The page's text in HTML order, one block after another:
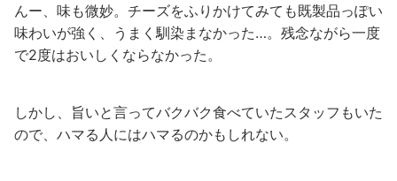
んー、味も微妙。チーズをふりかけてみても既製品っぽい
味わいが強く、うまく馴染まなかった…。残念ながら一度
で2度はおいしくならなかった。
しかし、旨いと言ってバクバク食べていたスタッフもいた
ので、ハマる人にはハマるのかもしれない。